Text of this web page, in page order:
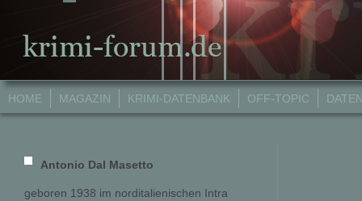
HOME MAGAZIN KRIMI-DATENBANK OFF-TOPIC
Antonio Dal Masetto
geboren 1938 im norditalienischen Intra